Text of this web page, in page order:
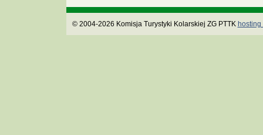
© 2004-2026 Komisja Turystyki Kolarskiej ZG PTTK hosting